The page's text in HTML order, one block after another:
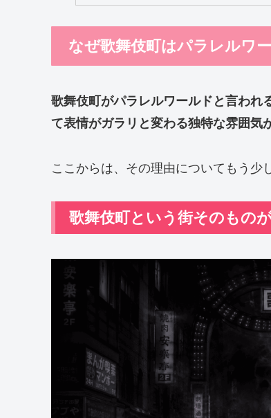
なぜ歌舞伎町はパラレルワ
歌舞伎町がパラレルワールドと言われ
て表情がガラリと変わる独特な雰囲気
ここからは、その理由についてもう少
歌舞伎町という街そのもの